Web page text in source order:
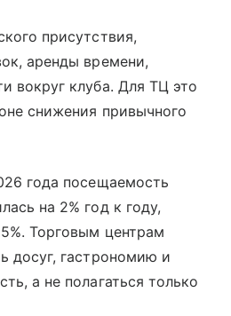
присутствия,
аренды времени,
вокруг клуба. Для ТЦ это
снижения привычного
года посещаемость
на 2% год к году,
Торговым центрам
досуг, гастрономию и
а не полагаться только